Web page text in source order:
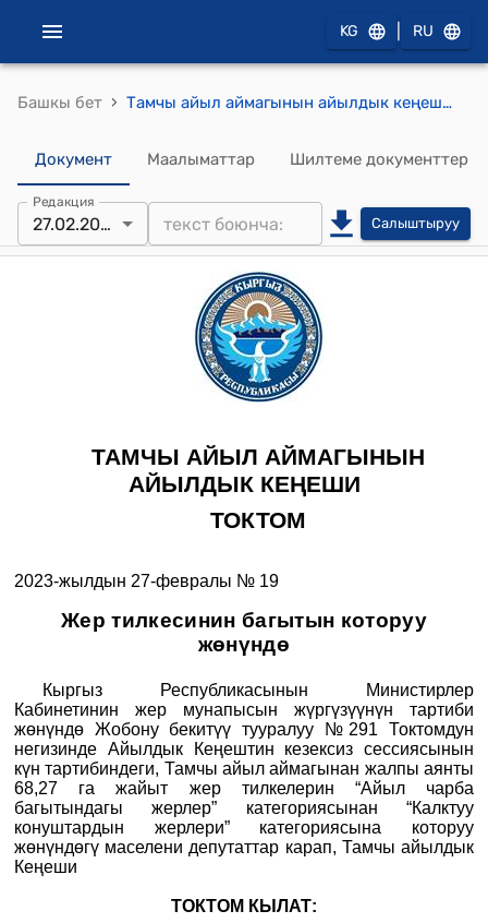
KG RU
Башкы бет › Тамчы айыл аймагынын айылдык кеңешинин 2023-жылдын 27-февралындагы № 19 "Жер тилкесинин багытын которуу жөнүндө" токтому
Документ Маалыматтар Шилтеме документтер
Редакция
27.02.2023 Салыштыруу